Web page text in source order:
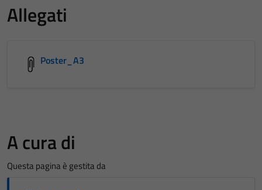
Allegati
Poster_A3
A cura di
Questa pagina è gestita da